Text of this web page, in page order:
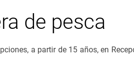
de pesca
a partir de 15 años, en